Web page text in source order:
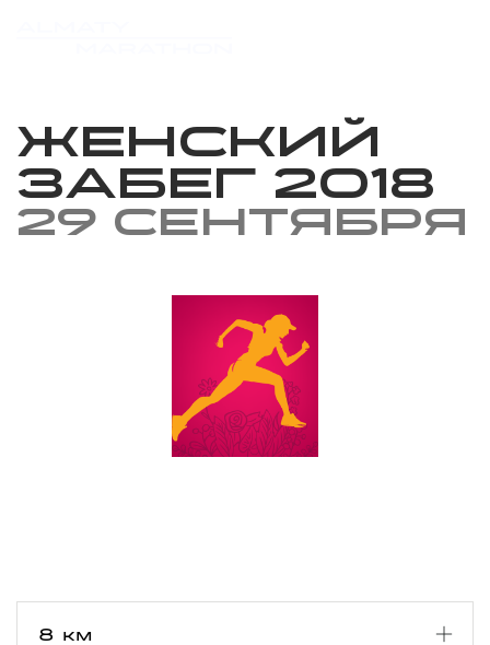
Женский
Забег 2018
29 сентября